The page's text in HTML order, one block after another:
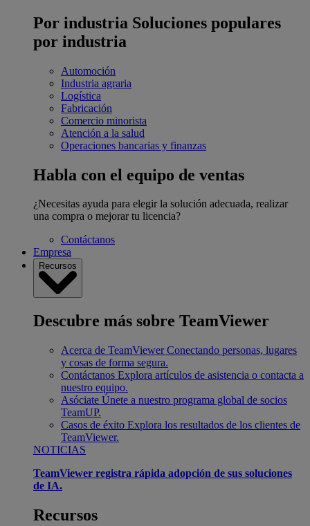
Por industria Soluciones populares
por industria
Automoción
Industria agraria
Logística
Fabricación
Comercio minorista
Atención a la salud
Operaciones bancarias y finanzas
Habla con el equipo de ventas
¿Necesitas ayuda para elegir la solución adecuada, realizar
una compra o mejorar tu licencia?
Contáctanos
Empresa
Recursos
Descubre más sobre TeamViewer
Acerca de TeamViewer Conectando personas, lugares
y cosas de forma segura.
Contáctanos Explora artículos de asistencia o contacta a
nuestro equipo.
Asóciate Únete a nuestro programa global de socios
TeamUP.
Casos de éxito Explora los resultados de los clientes de
TeamViewer.
NOTICIAS
TeamViewer registra rápida adopción de sus soluciones
de IA.
Recursos